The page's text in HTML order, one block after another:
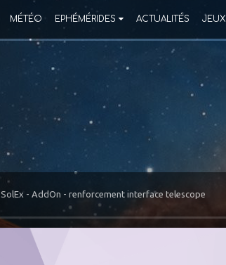
MÉTÉO EPHÉMÉRIDES ACTUALITÉS JEUX
SolEx - AddOn - renforcement interface telescope